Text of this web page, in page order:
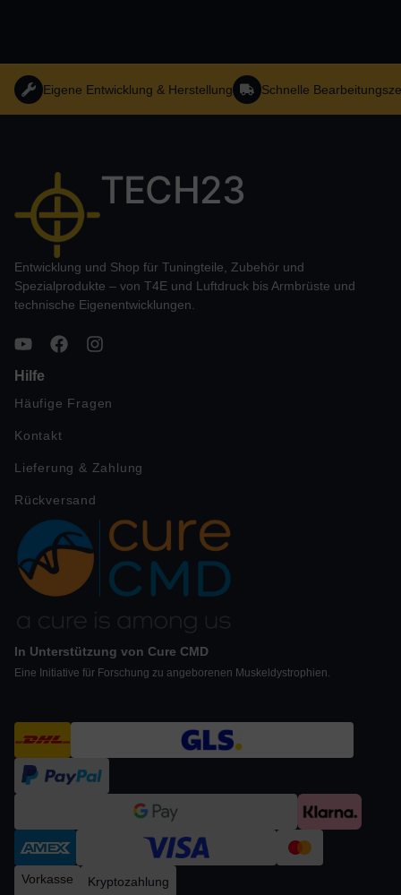
Eigene Entwicklung & Herstellung Schnelle
TECH23
Entwicklung und Shop für Tuningteile, Zubehör und
Spezialprodukte – von T4E und Luftdruck bis Armbrüste und
technische Eigenentwicklungen.
Hilfe
Häufige Fragen
Kontakt
Lieferung & Zahlung
Rückversand
In Unterstützung von Cure CMD
Eine Initiative für Forschung zu angeborenen Muskeldystrophien.
Vorkasse Kryptozahlung